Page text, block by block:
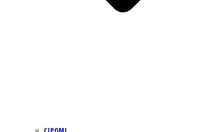
CIPOML